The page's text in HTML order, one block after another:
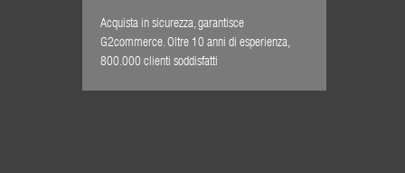
Acquista in sicurezza, garantisce
G2commerce. Oltre 10 anni di esperienza,
800.000 clienti soddisfatti